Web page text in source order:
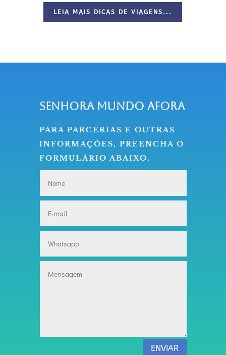
LEIA MAIS DICAS DE VIAGENS...
Senhora Mundo Afora
PARA PARCERIAS E OUTRAS
INFORMAÇÕES, PREENCHA O
FORMULÁRIO ABAIXO.
ENVIAR